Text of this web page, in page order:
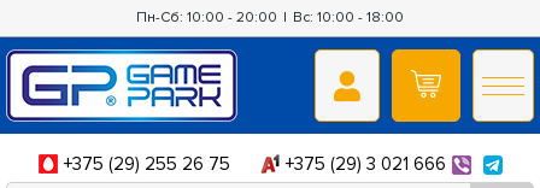
Пн-Сб: 10:00 - 20:00 | Вс: 10:00 - 18:00
+375 (29) 255 26 75 +375 (29) 3 021 666